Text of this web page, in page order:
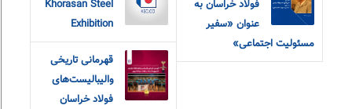
فولاد خراسان به
عنوان «سفیر
مسئولیت اجتماعی»
Khorasan Steel
Exhibition
قهرمانی تاریخی
والیبالیست‌های
فولاد خراسان